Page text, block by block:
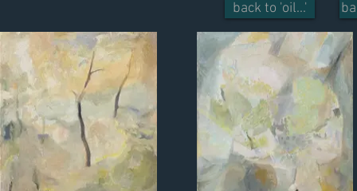
back to 'oil...'